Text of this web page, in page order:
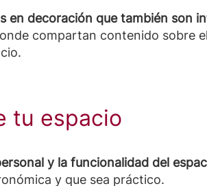
en decoración que también son
compartan contenido sobre
tu espacio
y la funcionalidad del
y que sea práctico.